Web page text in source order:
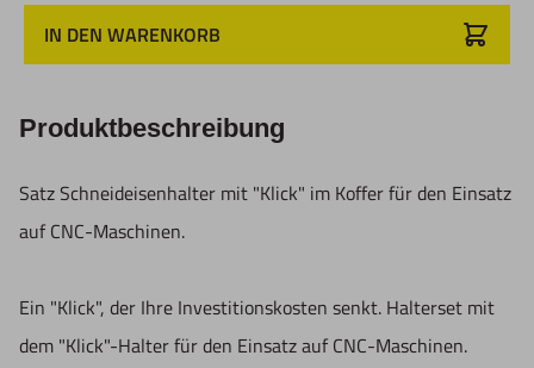
Das Set ist mit beiden Werkzeughaltern kompatibel, was
Bereich der Außengewinde reicht von M3 bis M14 oder
Set mit einem Halter mit Aufsteckdorn zylindrisch Ø 16
Schneideisenhaltern 20x7,5, 25x9, 30x11, 38x14/10
IN DEN WARENKORB
Produktbeschreibung
Satz Schneideisenhalter mit "Klick" im Koffer für den Einsatz
auf CNC-Maschinen.
Ein "Klick", der Ihre Investitionskosten senkt. Halterset mit
dem "Klick"-Halter für den Einsatz auf CNC-Maschinen.